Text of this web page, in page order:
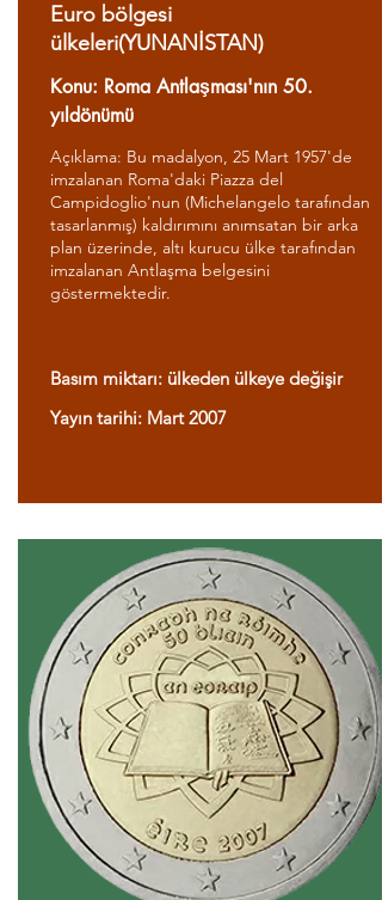
Euro bölgesi
ülkeleri(YUNANİSTAN)
Konu: Roma Antlaşması'nın 50.
yıldönümü
Açıklama: Bu madalyon, 25 Mart 1957'de
imzalanan Roma'daki Piazza del
Campidoglio'nun (Michelangelo tarafından
tasarlanmış) kaldırımını anımsatan bir arka
plan üzerinde, altı kurucu ülke tarafından
imzalanan Antlaşma belgesini
göstermektedir.
Basım miktarı: ülkeden ülkeye değişir
Yayın tarihi: Mart 2007